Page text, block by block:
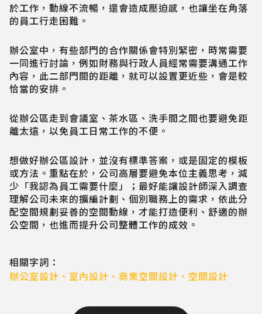
於工作，動線不流暢，還會造成壓迫感，也讓坐在角落
的員工行走困難。
辦公室中，有些部門的合作關係會特別緊密，時常需要
一同進行討論，例如財務與行政人員經常需要溝通工作
內容，此二部門間的距離，就可以設置更近些，會是較
恰當的安排。
從辦公區走到會議室、茶水區、洗手間之間也要避免距
離太遠，以免員工日常工作的不便。
想做好辦公區設計，並沒有標準答案，或是固定的模板
或方法。重點在於，公司高層要避免本位主義思考，減
少「我認為員工需要什麼」；最好能讓設計師深入調查
理解公司未來的擴編計劃、個別職務上的需求，依此分
配空間規劃妥善的空間動線，才能打造便利、舒適的辦
公空間，也進而提升公司整體工作的成效。
相關字詞：
辦公室設計 、 室內設計 、 商業空間設計 、 空間設計